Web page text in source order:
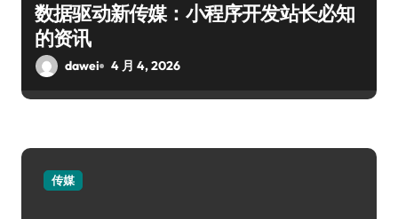
数据驱动新传媒：小程序开发站长必知
的资讯
dawei 4 月 4, 2026
传媒